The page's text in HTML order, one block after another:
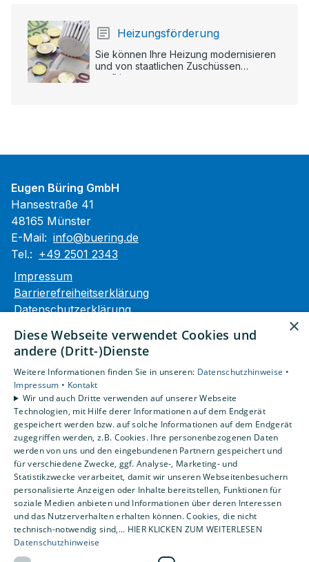
Heizungsförderung
Sie können Ihre Heizung modernisieren
und von staatlichen Zuschüssen
profitieren.
Eugen Büring GmbH
Hansestraße 41
48165 Münster
E-Mail: info@buering.de
Tel.: +49 2501 2343
Impressum
Barrierefreiheitserklärung
Datenschutzerklärung
Unsere Bereiche
Privatkunden
Gewerbekunden
Karriere
Unternehmen
Kontakt
×
Diese Webseite verwendet Cookies und
andere (Dritt-)Dienste
Weitere Informationen finden Sie in unseren: Datenschutzhinweise •
Impressum • Kontakt
Wir und auch Dritte verwenden auf unserer Webseite
Technologien, mit Hilfe derer Informationen auf dem Endgerät
gespeichert werden bzw. auf solche Informationen auf dem Endgerät
zugegriffen werden, z.B. Cookies. Ihre personenbezogenen Daten
werden von uns und den eingebundenen Partnern gespeichert und
für verschiedene Zwecke, ggf. Analyse-, Marketing- und
Statistikzwecke verarbeitet, damit wir unseren Webseitenbesuchern
personalisierte Anzeigen oder Inhalte bereitstellen, Funktionen für
soziale Medien anbieten und Informationen über deren Interessen
und das Nutzerverhalten erhalten können. Cookies, die nicht
technisch-notwendig sind,... HIER KLICKEN ZUM WEITERLESEN
Datenschutzhinweise